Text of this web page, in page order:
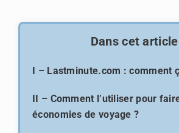
Dans cet
I – Lastminute.com : comment
II – Comment l’utiliser pour
économies de voyage ?